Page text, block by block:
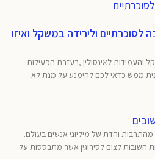
לסוכרתיים ולירידה במשקל ואיזו
לאינסולין ,בעזרת הפעילות
ממש כדאי לכם להימנע על מנת לא
והדת של מיליוני אנשים בעולם.